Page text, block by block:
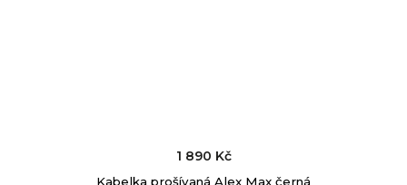
Kabelka prošívaná Alex Max černá
1 890 Kč